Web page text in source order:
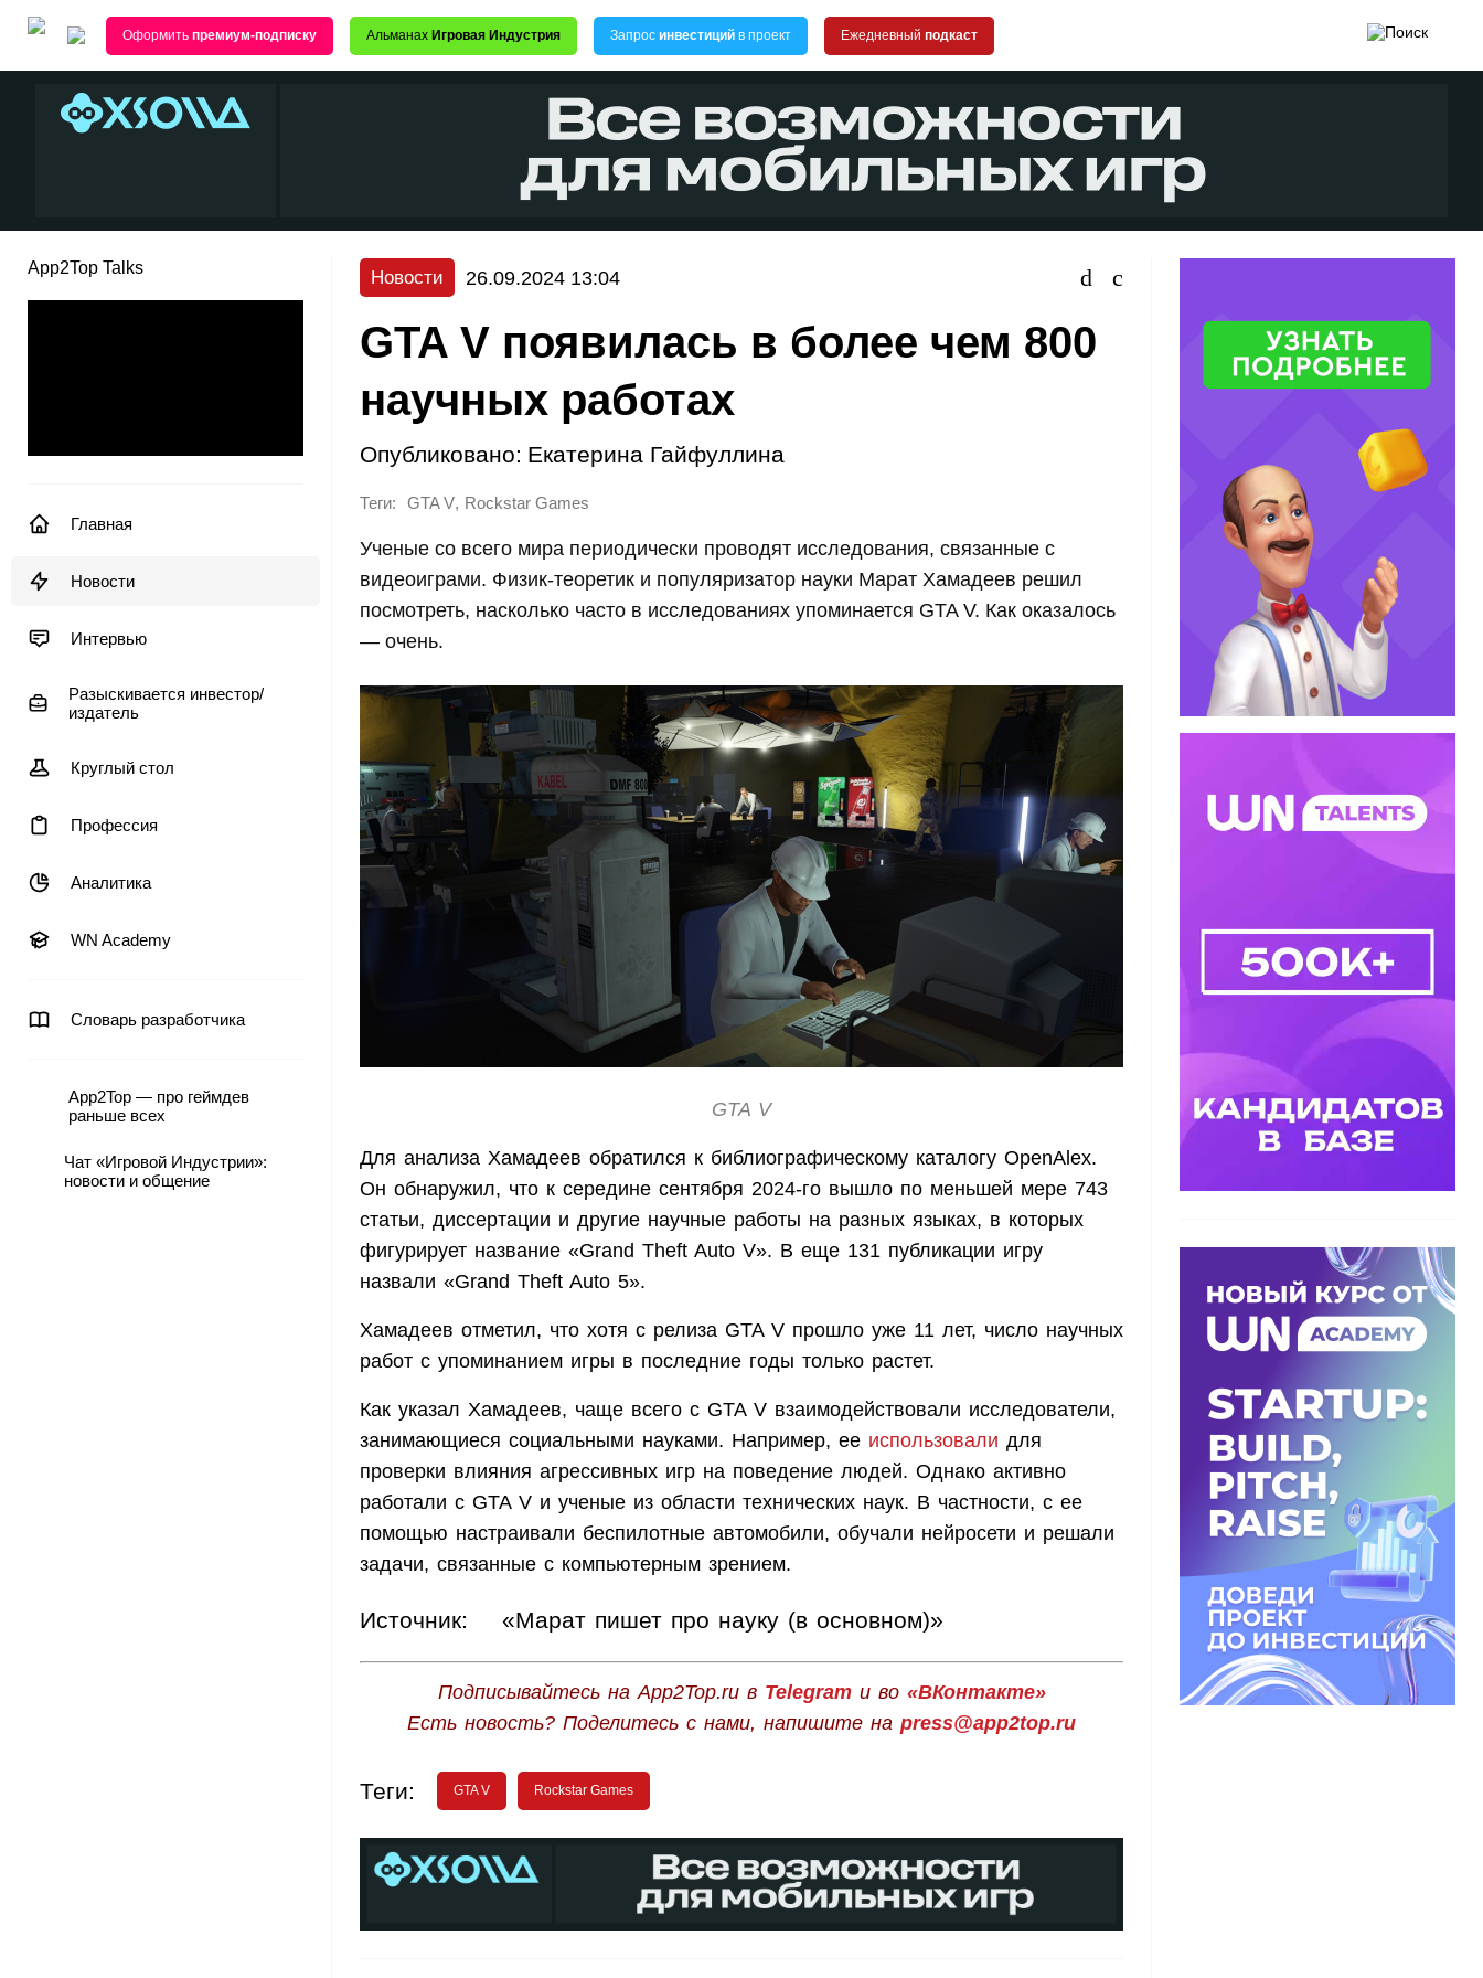
Оформить премиум-подписку Альманах Игровая Индустрия Запрос инвестиций в проект Ежедневный подкаст
App2Top Talks
Главная
Новости
Интервью
Разыскивается инвестор/
издатель
Круглый стол
Профессия
Аналитика
WN Academy
Словарь разработчика
App2Top — про геймдев
раньше всех
Чат «Игровой Индустрии»:
новости и общение
Новости 26.09.2024 13:04
GTA V появилась в более чем 800
научных работах
Опубликовано: Екатерина Гайфуллина
Теги: GTA V, Rockstar Games
Ученые со всего мира периодически проводят исследования, связанные с
видеоиграми. Физик-теоретик и популяризатор науки Марат Хамадеев решил
посмотреть, насколько часто в исследованиях упоминается GTA V. Как оказалось
— очень.
GTA V
Для анализа Хамадеев обратился к библиографическому каталогу OpenAlex.
Он обнаружил, что к середине сентября 2024-го вышло по меньшей мере 743
статьи, диссертации и другие научные работы на разных языках, в которых
фигурирует название «Grand Theft Auto V». В еще 131 публикации игру
назвали «Grand Theft Auto 5».
Хамадеев отметил, что хотя с релиза GTA V прошло уже 11 лет, число научных
работ с упоминанием игры в последние годы только растет.
Как указал Хамадеев, чаще всего с GTA V взаимодействовали исследователи,
занимающиеся социальными науками. Например, ее использовали для
проверки влияния агрессивных игр на поведение людей. Однако активно
работали с GTA V и ученые из области технических наук. В частности, с ее
помощью настраивали беспилотные автомобили, обучали нейросети и решали
задачи, связанные с компьютерным зрением.
Источник: «Марат пишет про науку (в основном)»
Подписывайтесь на App2Top.ru в Telegramи во «ВКонтакте»
Есть новость? Поделитесь с нами, напишите на press@app2top.ru
Теги: GTA V Rockstar Games